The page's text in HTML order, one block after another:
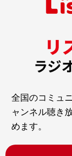
全国のコミュ
ャンネル聴き
めます。